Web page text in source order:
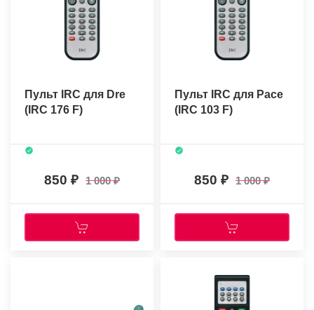
Пульт IRC для Dre
(IRC 176 F)
850 1 000
Пульт IRC для Pace
(IRC 103 F)
850 1 000